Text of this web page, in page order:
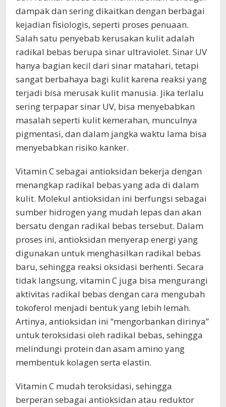
dampak dan sering dikaitkan dengan berbagai
kejadian fisiologis, seperti proses penuaan.
Salah satu penyebab kerusakan kulit adalah
radikal bebas berupa sinar ultraviolet. Sinar UV
hanya bagian kecil dari sinar matahari, tetapi
sangat berbahaya bagi kulit karena reaksi yang
terjadi bisa merusak kulit manusia. Jika terlalu
sering terpapar sinar UV, bisa menyebabkan
masalah seperti kulit kemerahan, munculnya
pigmentasi, dan dalam jangka waktu lama bisa
menyebabkan risiko kanker.
Vitamin C sebagai antioksidan bekerja dengan
menangkap radikal bebas yang ada di dalam
kulit. Molekul antioksidan ini berfungsi sebagai
sumber hidrogen yang mudah lepas dan akan
bersatu dengan radikal bebas tersebut. Dalam
proses ini, antioksidan menyerap energi yang
digunakan untuk menghasilkan radikal bebas
baru, sehingga reaksi oksidasi berhenti. Secara
tidak langsung, vitamin C juga bisa mengurangi
aktivitas radikal bebas dengan cara mengubah
tokoferol menjadi bentuk yang lebih lemah.
Artinya, antioksidan ini “mengorbankan dirinya”
untuk teroksidasi oleh radikal bebas, sehingga
melindungi protein dan asam amino yang
membentuk kolagen serta elastin.
Vitamin C mudah teroksidasi, sehingga
berperan sebagai antioksidan atau reduktor